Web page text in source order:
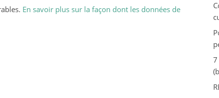
En savoir plus sur la façon dont les données de
7